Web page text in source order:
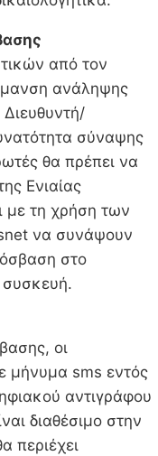
από τον
ανάληψης
σύναψης
θα πρέπει να
Ενιαίας
με τη χρήση των
να συνάψουν
στο
συσκευή.
οι
μήνυμα sms εντός
αντιγράφου
διαθέσιμο στην
περιέχει